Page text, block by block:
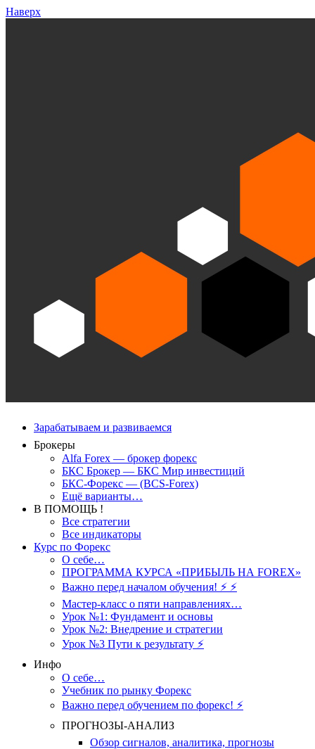
Наверх
Зарабатываем и развиваемся
Брокеры
Alfa Forex — брокер форекс
БКС Брокер — БКС Мир инвестиций
БКС-Форекс — (BCS-Forex)
Ещё варианты…
В ПОМОЩЬ !
Все стратегии
Все индикаторы
Курс по Форекс
О себе…
ПРОГРАММА КУРСА «ПРИБЫЛЬ НА FOREX»
Важно перед началом обучения! ⚡ ⚡
Мастер-класс о пяти направлениях…
Урок №1: Фундамент и основы
Урок №2: Внедрение и стратегии
Урок №3 Пути к результату ⚡️
Инфо
О себе…
Учебник по рынку Форекс
Важно перед обучением по форекс! ⚡
ПРОГНОЗЫ-АНАЛИЗ
Обзор сигналов, аналитика, прогнозы